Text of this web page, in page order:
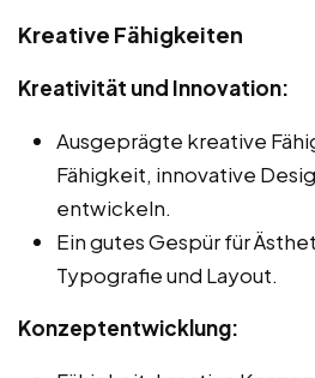
Kreative Fähigkeiten
Kreativität und Innovation:
Ausgeprägte kreative
Fähigkeit, innovative
entwickeln.
Ein gutes Gespür für
Typografie und Layout.
Konzeptentwicklung: